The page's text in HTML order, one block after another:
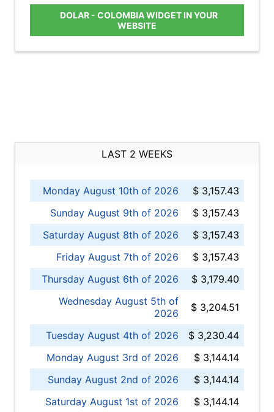
DOLAR - COLOMBIA WIDGET IN YOUR
WEBSITE
LAST 2 WEEKS
Monday August 10th of 2026
$ 3,157.43
Sunday August 9th of 2026
$ 3,157.43
Saturday August 8th of 2026
$ 3,157.43
Friday August 7th of 2026
$ 3,157.43
Thursday August 6th of 2026
$ 3,179.40
Wednesday August 5th of
2026
$ 3,204.51
Tuesday August 4th of 2026
$ 3,230.44
Monday August 3rd of 2026
$ 3,144.14
Sunday August 2nd of 2026
$ 3,144.14
Saturday August 1st of 2026
$ 3,144.14